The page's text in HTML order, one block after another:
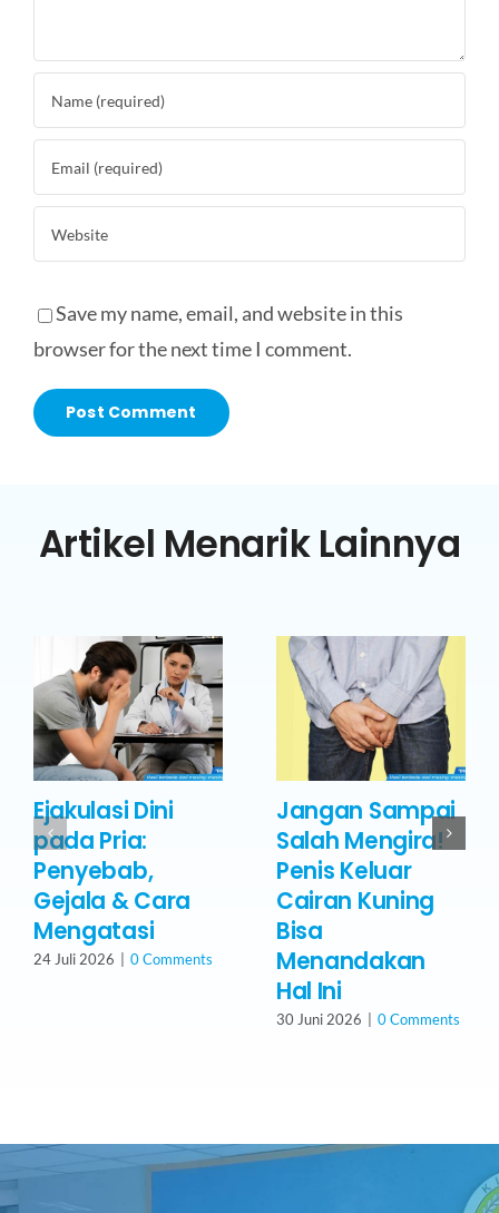
Save my name, email, and website in this
browser for the next time I comment.
Artikel Menarik Lainnya
Ejakulasi Dini
pada Pria:
Penyebab,
Gejala & Cara
Mengatasi
24 Juli 2026 0 Comments
Jangan Sampai
Salah Mengira!
Penis Keluar
Cairan Kuning
Bisa
Menandakan
Hal Ini
30 Juni 2026 0 Comments